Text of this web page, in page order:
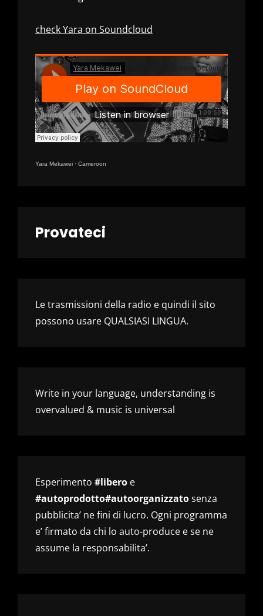
check Yara on Soundcloud
Yara Mekawei · Cameroon
Provateci
Le trasmissioni della radio e quindi il sito
possono usare QUALSIASI LINGUA.
Write in your language, understanding is
overvalued & music is universal
Esperimento #libero e
#autoprodotto#autoorganizzatosenza
pubblicita’ ne fini di lucro. Ogni programma
e’ firmato da chi lo auto-produce e se ne
assume la responsabilita’.